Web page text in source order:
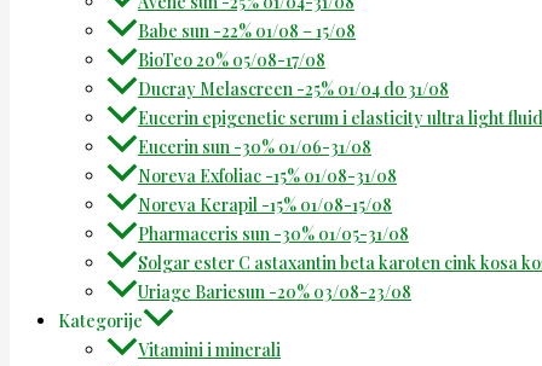
Babe sun -22% 01/08 – 15/08
BioTeo 20% 05/08-17/08
Ducray Melascreen -25% 01/04 do 31/08
Eucerin epigenetic serum i elasticity ultra light
Eucerin sun -30% 01/06-31/08
Noreva Exfoliac -15% 01/08-31/08
Noreva Kerapil -15% 01/08-15/08
Pharmaceris sun -30% 01/05-31/08
Solgar ester C astaxantin beta karoten cink kosa
Uriage Bariesun -20% 03/08-23/08
Kategorije
Vitamini i minerali